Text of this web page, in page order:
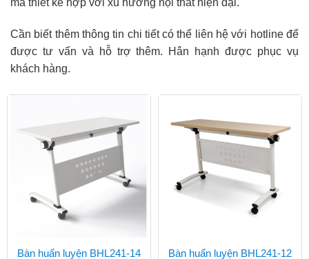
Cần biết thêm thông tin chi tiết có thể liên hệ với hotline để
được tư vấn và hỗ trợ thêm. Hân hạnh được phục vụ
khách hàng.
Bàn huấn luyện BHL241-14 Bàn huấn luyện BHL241-12